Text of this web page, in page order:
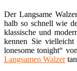
Der Langsame
halb so schnell wie
klassische und
kennen Sie
lonesome tonight“
Langsamen Walzer